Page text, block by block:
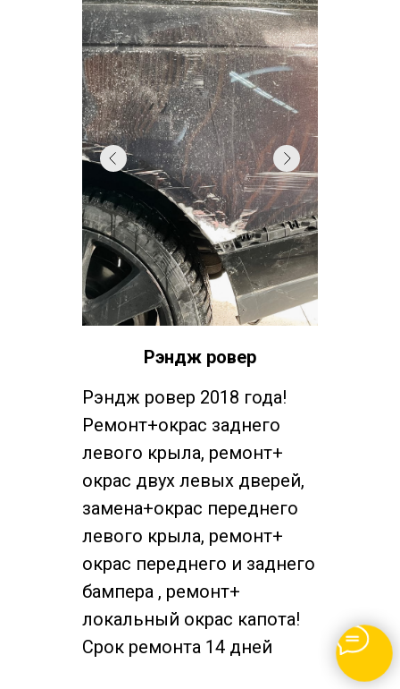
Рэндж ровер
Рэндж ровер 2018 года!
Ремонт+окрас заднего
левого крыла, ремонт+
окрас двух левых дверей,
замена+окрас переднего
левого крыла, ремонт+
окрас переднего и заднего
бампера , ремонт+
локальный окрас капота!
Срок ремонта 14 дней